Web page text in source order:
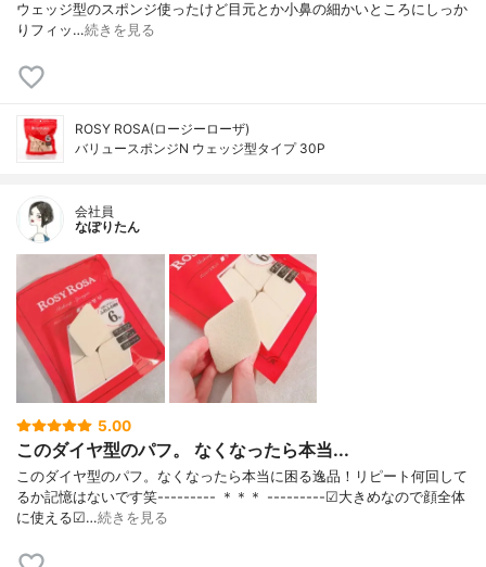
ウェッジ型のスポンジ使ったけど目元とか小鼻の細かいところにしっか
りフィッ…続きを見る
ROSY ROSA(ロージーローザ)
バリュースポンジN ウェッジ型タイプ 30P
会社員
なぽりたん
5.00
このダイヤ型のパフ。 なくなったら本当...
このダイヤ型のパフ。なくなったら本当に困る逸品！リピート何回して
るか記憶はないです笑--------- ＊＊＊ ---------☑大きめなので顔全体
に使える☑…続きを見る